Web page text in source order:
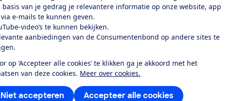
basis van je gedrag je relevantere informatie op onze website, app
e-mails te kunnen geven.
video’s te kunnen bekijken.
aanbiedingen van de Consumentenbond op andere sites te
op ‘Accepteer alle cookies’ te klikken ga je akkoord met het
van deze cookies. Meer over cookies.
Accepteer alle cookies
Niet accepteren
Bekijk snel
1 winkel
Nutribullet
Portable Black
0,5 l | Onbekend | 100 W